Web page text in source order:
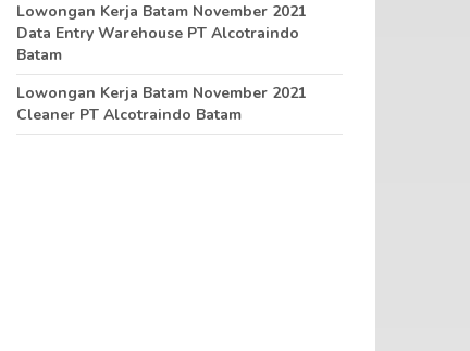
Lowongan Kerja Batam November 2021
Data Entry Warehouse PT Alcotraindo
Batam
Lowongan Kerja Batam November 2021
Cleaner PT Alcotraindo Batam